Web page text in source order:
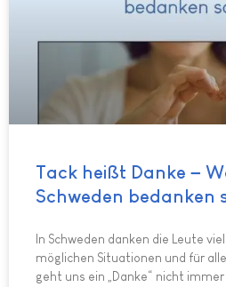
Tack heißt Danke –
Schweden bedanken
In Schweden danken die Leute
möglichen Situationen und für
geht uns ein „Danke“ nicht immer